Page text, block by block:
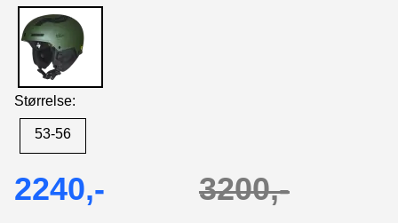
Størrelse:
53-56
2240,- 3200,-